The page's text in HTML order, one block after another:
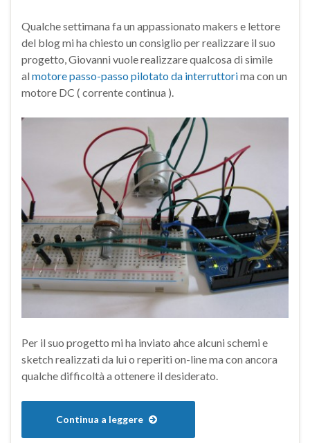
Qualche settimana fa un appassionato makers e lettore
del blog mi ha chiesto un consiglio per realizzare il suo
progetto, Giovanni vuole realizzare qualcosa di simile
al motore passo-passo pilotato da interruttorima con un
motore DC ( corrente continua ).
Per il suo progetto mi ha inviato ahce alcuni schemi e
sketch realizzati da lui o reperiti on-line ma con ancora
qualche difficoltà a ottenere il desiderato.
Continua a leggere